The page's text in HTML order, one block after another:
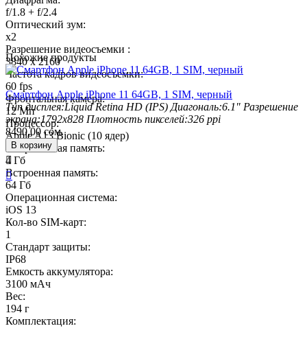
f/1.8 + f/2.4
Оптический зум:
x2
Разрешение видеосъемки :
3840 x 2160
Частота кадров видеосъемки:
60 fps
Фронтальная камера:
12 Мп
Процессор:
Apple A13 Bionic (10 ядер)
Оперативная память:
4 Гб
Встроенная память:
64 Гб
Операционная система:
iOS 13
Кол-во SIM-карт:
1
Стандарт защиты:
IP68
Емкость аккумулятора:
3100 мАч
Вес:
194 г
Комплектация:
Похожие продукты
Смартфон Apple iPhone 11 64GB, 1 SIM, черный
Тип дисплея:Liquid Retina HD (IPS) Диагональ:6.1" Разрешение
экрана:1792x828 Плотность пикселей:326 ppi
8490,00 сом.
В корзину

